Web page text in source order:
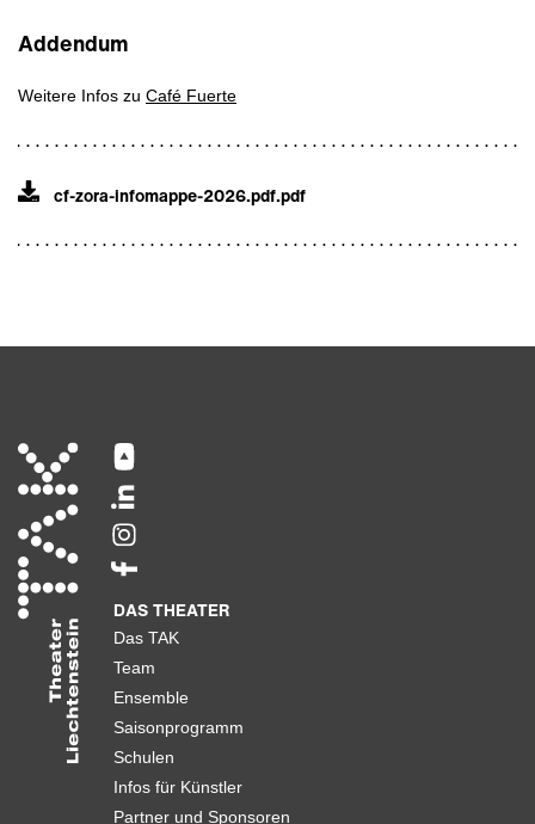
Addendum
Weitere Infos zu Café Fuerte
cf-zora-infomappe-2026.pdf.pdf
DAS THEATER
Das TAK
Team
Ensemble
Saisonprogramm
Schulen
Infos für Künstler
Partner und Sponsoren